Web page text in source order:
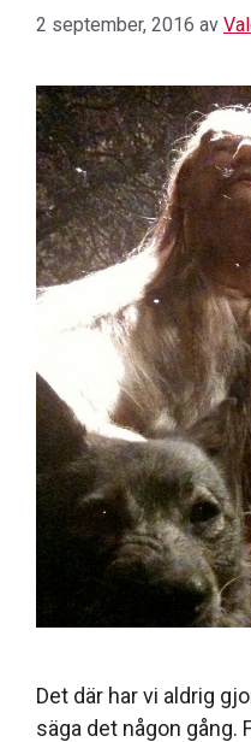
2 september, 2016 av
Det där har vi aldrig
säga det någon gång.